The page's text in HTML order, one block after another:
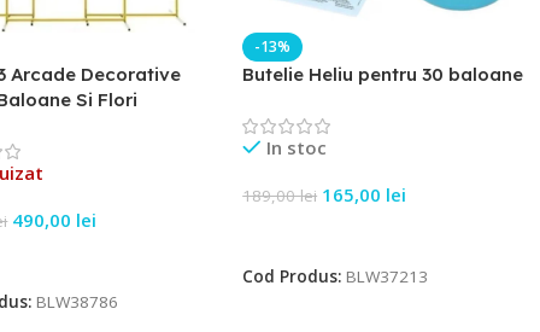
Arcade Decorative
Si Flori
490,00 lei
BLW38786
-13%
Butelie Heliu pentru 30 baloane
In stoc
189,00lei 165,00 lei
Cod Produs: BLW37213